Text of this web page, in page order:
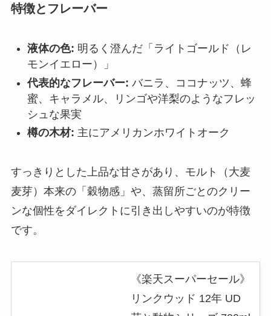
特徴とフレーバー
液体の色: 明るく澄んだ「ライトゴールド（レ
モンイエロー）」
代表的なフレーバー: バニラ、ココナッツ、蜂
蜜、キャラメル、リンゴや洋梨のようなフレッ
シュな果実
樽の木材: 主にアメリカンホワイトオーク
すっきりとした上品な甘さがあり、モルト（大麦
麦芽）本来の「穀物感」や、蒸留所ごとのクリー
ンな個性をダイレクトに引き出しやすいのが特徴
です。
《楽天スーパーセール》
リンクウッド 12年 UD